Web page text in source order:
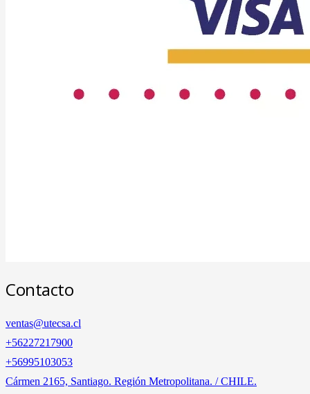
Contacto
ventas@utecsa.cl
+56227217900
‎+56995103053
Cármen 2165, Santiago. Región Metropolitana. / CHILE.